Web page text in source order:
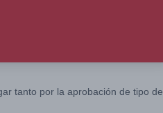
tanto por la aprobación de tipo de